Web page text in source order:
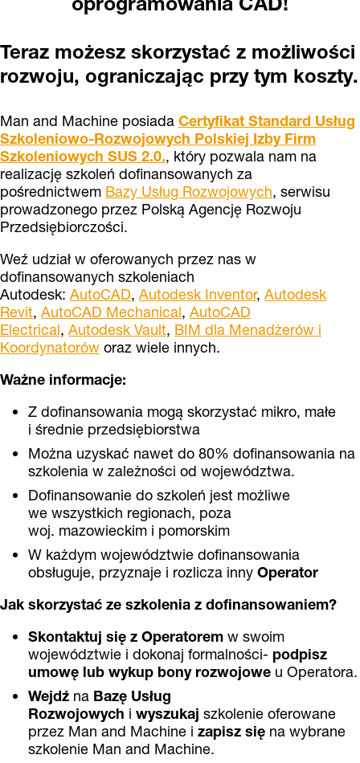
Teraz możesz skorzystać z możliwości
rozwoju, ograniczając przy tym koszty.
Man and Machine posiada Certyfikat Standard Usług
Szkoleniowo-Rozwojowych Polskiej Izby Firm
Szkoleniowych SUS 2.0., który pozwala nam na
realizację szkoleń dofinansowanych za
pośrednictwem Bazy Usług Rozwojowych, serwisu
prowadzonego przez Polską Agencję Rozwoju
Przedsiębiorczości.
Weź udział w oferowanych przez nas w
dofinansowanych szkoleniach
Autodesk: AutoCAD, Autodesk Inventor, Autodesk
Revit, AutoCAD Mechanical, AutoCAD
Electrical, Autodesk Vault, BIM dla Menadżerów i
Koordynatorów oraz wiele innych.
Ważne informacje:
Z dofinansowania mogą skorzystać mikro, małe
i średnie przedsiębiorstwa
Można uzyskać nawet do 80% dofinansowania na
szkolenia w zależności od województwa.
Dofinansowanie do szkoleń jest możliwe
we wszystkich regionach, poza
woj. mazowieckim i pomorskim
W każdym województwie dofinansowania
obsługuje, przyznaje i rozlicza inny Operator
Jak skorzystać ze szkolenia z dofinansowaniem?
Skontaktuj się z Operatorem w swoim
województwie i dokonaj formalności- podpisz
umowę lub wykup bony rozwojowe u Operatora.
Wejdź na Bazę Usług
Rozwojowych i wyszukaj szkolenie oferowane
przez Man and Machine i zapisz się na wybrane
szkolenie Man and Machine.